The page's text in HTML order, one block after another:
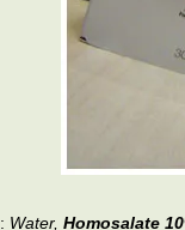
: Water, Homosalate